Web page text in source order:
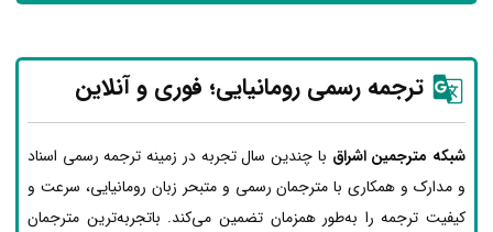
ترجمه رسمی رومانیایی؛ فوری و آنلاین
شبکه مترجمین اشراق با چندین سال تجربه در زمینه ترجمه رسمی اسناد
و مدارک و همکاری با مترجمان رسمی و متبحر زبان رومانیایی، سرعت و
کیفیت ترجمه را به‌طور همزمان تضمین می‌کند. باتجربه‌ترین مترجمان